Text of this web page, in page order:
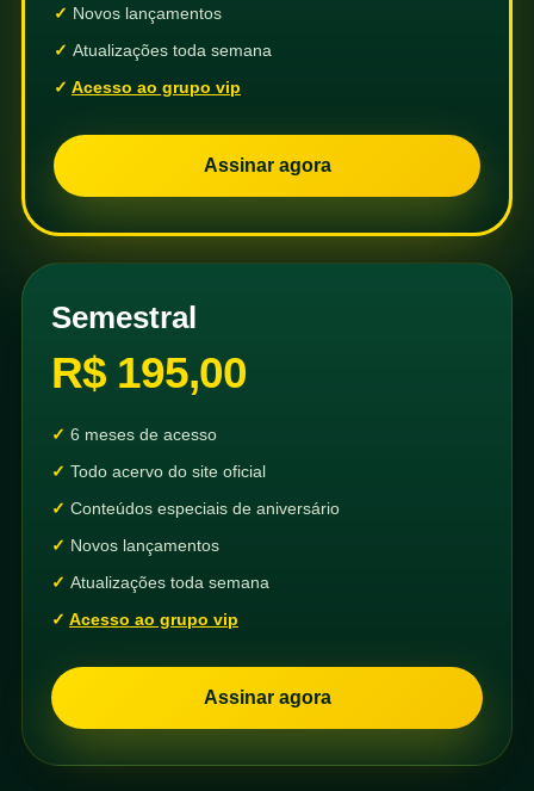
Novos lançamentos
Atualizações toda semana
Acesso ao grupo vip
Assinar agora
Semestral
R$ 195,00
6 meses de acesso
Todo acervo do site oficial
Conteúdos especiais de aniversário
Novos lançamentos
Atualizações toda semana
Acesso ao grupo vip
Assinar agora